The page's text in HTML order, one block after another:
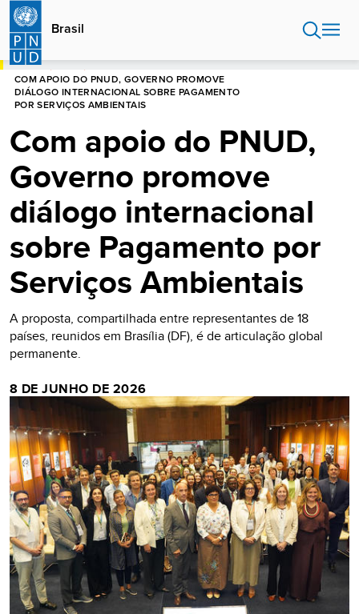
Passar
para
conteúdo
principal
Brasil
INÍCIO
COM APOIO DO PNUD, GOVERNO PROMOVE
DIÁLOGO INTERNACIONAL SOBRE PAGAMENTO
POR SERVIÇOS AMBIENTAIS
Com apoio do PNUD,
Governo promove
diálogo internacional
sobre Pagamento por
Serviços Ambientais
A proposta, compartilhada entre representantes de 18
países, reunidos em Brasília (DF), é de articulação global
permanente.
8 DE JUNHO DE 2026